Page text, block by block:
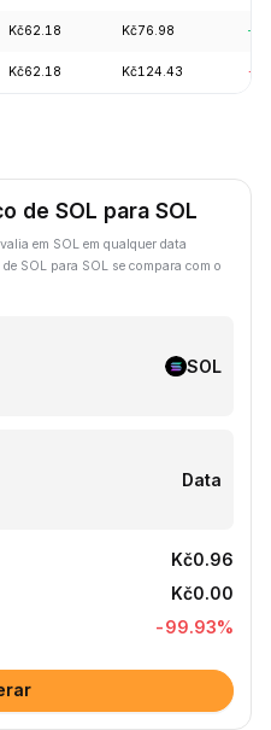
Kč62.18 Kč76.98
Kč62.18 Kč124.43 -
de SOL para SOL
em SOL em qualquer data
SOL para SOL se compara com o
SOL
Data
Kč0.96
Kč0.00
-99.93%